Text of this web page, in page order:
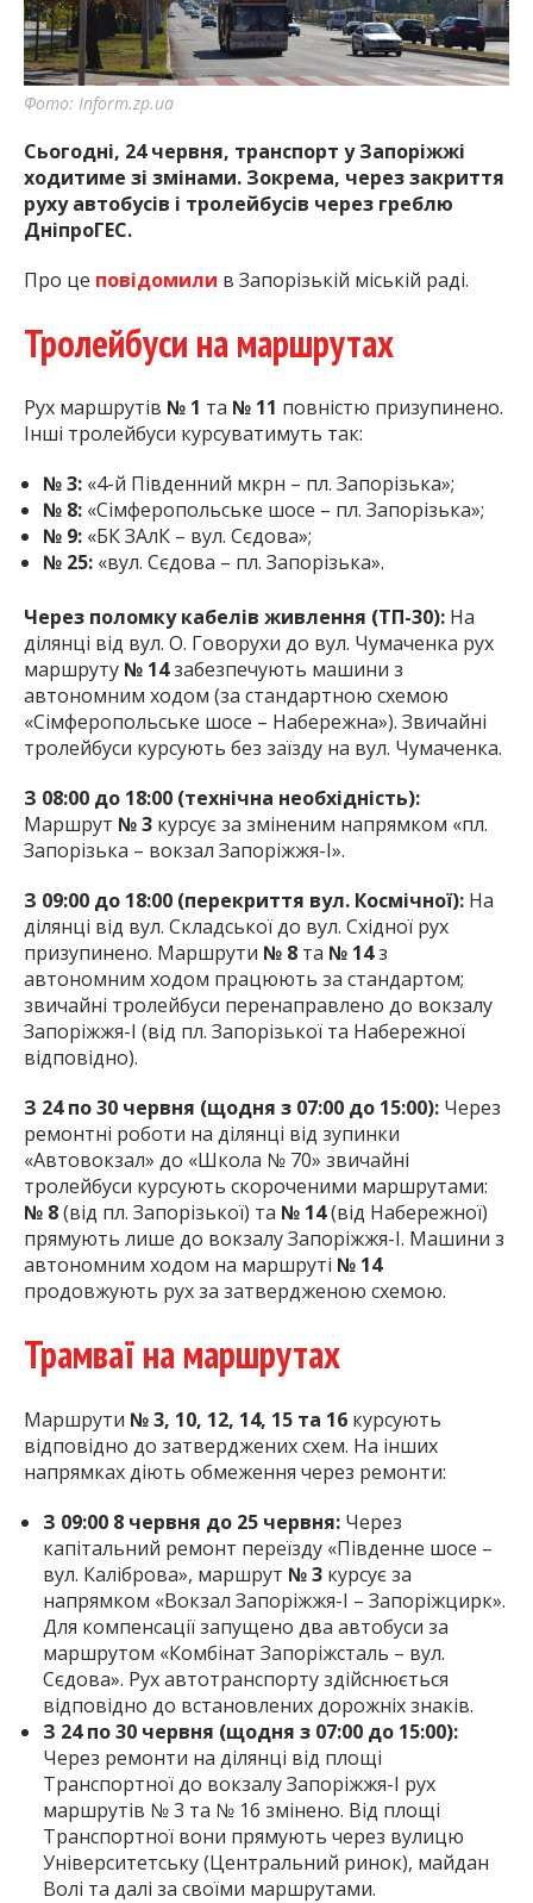
найважливішу інформацію про події
міста Запоріжжя та області.
Фото: Inform.zp.ua
Сьогодні, 24 червня, транспорт у Запоріжжі
ходитиме зі змінами. Зокрема, через закриття
руху автобусів і тролейбусів через греблю
ДніпроГЕС.
Про це повідомили в Запорізькій міській раді.
Тролейбуси на маршрутах
Рух маршрутів № 1 та № 11 повністю призупинено.
Інші тролейбуси курсуватимуть так:
№ 3: «4-й Південний мкрн – пл. Запорізька»;
№ 8: «Сімферопольське шосе – пл. Запорізька»;
№ 9: «БК ЗАлК – вул. Сєдова»;
№ 25: «вул. Сєдова – пл. Запорізька».
Через поломку кабелів живлення (ТП-30): На
ділянці від вул. О. Говорухи до вул. Чумаченка рух
маршруту № 14забезпечують машини з
автономним ходом (за стандартною схемою
«Сімферопольське шосе – Набережна»). Звичайні
тролейбуси курсують без заїзду на вул. Чумаченка.
З 08:00 до 18:00 (технічна необхідність):
Маршрут № 3 курсує за зміненим напрямком «пл.
Запорізька – вокзал Запоріжжя-І».
З 09:00 до 18:00 (перекриття вул. Космічної): На
ділянці від вул. Складської до вул. Східної рух
призупинено. Маршрути № 8 та № 14з
автономним ходом працюють за стандартом;
звичайні тролейбуси перенаправлено до вокзалу
Запоріжжя-І (від пл. Запорізької та Набережної
відповідно).
З 24 по 30 червня (щодня з 07:00 до 15:00): Через
ремонтні роботи на ділянці від зупинки
«Автовокзал» до «Школа № 70» звичайні
тролейбуси курсують скороченими маршрутами:
№ 8(від пл. Запорізької) та № 14(від Набережної)
прямують лише до вокзалу Запоріжжя-І. Машини з
автономним ходом на маршруті № 14
продовжують рух за затвердженою схемою.
Трамваї на маршрутах
Маршрути № 3, 10, 12, 14, 15 та 16 курсують
відповідно до затверджених схем. На інших
напрямках діють обмеження через ремонти:
З 09:00 8 червня до 25 червня: Через
капітальний ремонт переїзду «Південне шосе –
вул. Каліброва», маршрут № 3 курсує за
напрямком «Вокзал Запоріжжя-І – Запоріжцирк».
Для компенсації запущено два автобуси за
маршрутом «Комбінат Запоріжсталь – вул.
Сєдова». Рух автотранспорту здійснюється
відповідно до встановлених дорожніх знаків.
З 24 по 30 червня (щодня з 07:00 до 15:00):
Через ремонти на ділянці від площі
Транспортної до вокзалу Запоріжжя-І рух
маршрутів № 3 та № 16 змінено. Від площі
Транспортної вони прямують через вулицю
Університетську (Центральний ринок), майдан
Волі та далі за своїми маршрутами.